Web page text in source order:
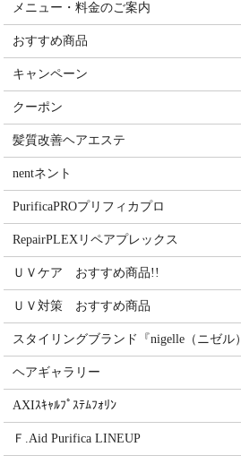
メニュー・料金のご案内
おすすめ商品
キャンペーン
クーポン
髪質改善ヘアエステ
nentネント
PurificaPROプリフィカプロ
RepairPLEXリペアプレックス
ＵＶケア おすすめ商品!!
ＵＶ対策 おすすめ商品
スタイリングブランド『nigelle（ニゼル
ヘアギャラリー
AXIｽｷｬﾙﾌﾟｽﾃﾑﾌｫﾘﾝ
Ｆ.Aid Purifica LINEUP